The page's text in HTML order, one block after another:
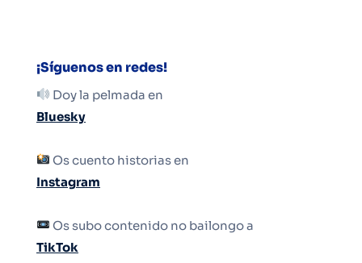
¡Síguenos en redes!
Doy la pelmada en
Bluesky
Os cuento historias en
Instagram
Os subo contenido no bailongo a
TikTok